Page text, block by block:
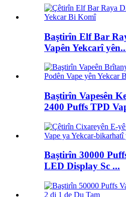
Baştirîn Elf Bar
Vapên Yekcarî
Baştirîn Vapesên
2400 Puffs TPD
Baştirîn 30000
LED Display Sc ...